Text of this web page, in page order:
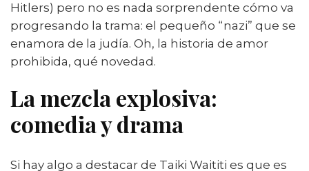
Hitlers) pero no es nada sorprendente cómo va
progresando la trama: el pequeño “nazi” que se
enamora de la judía. Oh, la historia de amor
prohibida, qué novedad.
La mezcla explosiva:
comedia y drama
Si hay algo a destacar de Taiki Waititi es que es